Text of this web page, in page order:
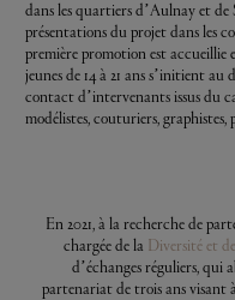
dans les quartiers d’Aulnay et de
présentations du projet dans les
première promotion est accueillie
jeunes de 14 à 21 ans s’initient
contact d’intervenants issus du
modélistes, couturiers,
En 2021, à la recherche de
chargée de la Diversité et
d’échanges réguliers, qui
partenariat de trois ans visant